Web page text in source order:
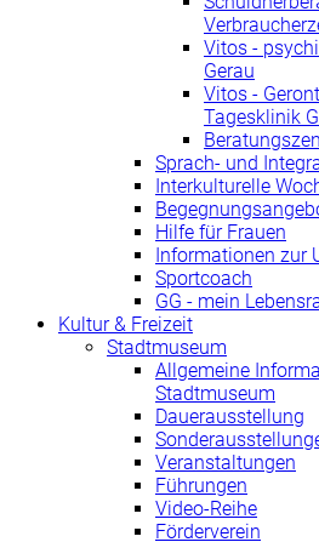
Vitos -
Gerau
Vitos -
Tagesklinik
Sprach- und
Interkulturelle
Hilfe für Frauen
Informationen zur
Sportcoach
GG - mein
Kultur & Freizeit
Stadtmuseum
Allgemeine
Stadtmuseum
Dauerausstellung
Veranstaltungen
Führungen
Video-Reihe
Förderverein